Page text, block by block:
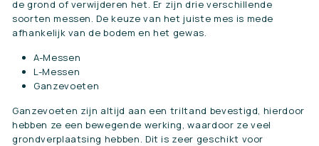
de grond of verwijderen het. Er zijn drie verschillende
soorten messen. De keuze van het juiste mes is mede
afhankelijk van de bodem en het gewas.
A-Messen
L-Messen
Ganzevoeten
Ganzevoeten zijn altijd aan een triltand bevestigd, hierdoor
hebben ze een bewegende werking, waardoor ze veel
grondverplaatsing hebben. Dit is zeer geschikt voor